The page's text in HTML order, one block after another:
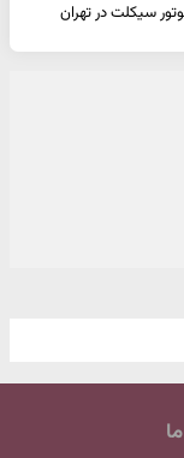
سیکلت در تهران